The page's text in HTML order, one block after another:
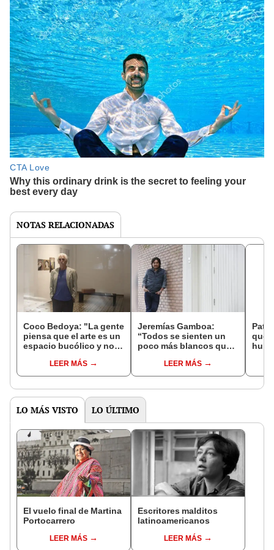
NOTAS RELACIONADAS
Coco Bedoya: "La gente
piensa que el arte es un
espacio bucólico y no
LEER MÁS
Jeremías Gamboa:
“Todos se sienten un
poco más blancos que
cholos que otros”
LEER MÁS
que
LO MÁS VISTO LO ÚLTIMO
El vuelo final de Martina
Portocarrero
LEER MÁS
Escritores malditos
latinoamericanos
LEER MÁS